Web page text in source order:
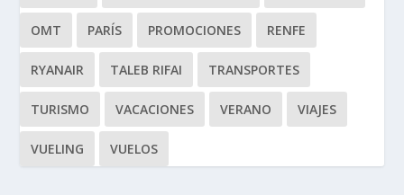
OMT PARÍS PROMOCIONES RENFE
RYANAIR TALEB RIFAI TRANSPORTES
TURISMO VACACIONES VERANO VIAJES
VUELING VUELOS